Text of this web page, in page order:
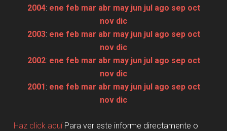
2004: ene feb mar abr may jun jul ago sep oct
nov dic
2003: ene feb mar abr may jun jul ago sep oct
nov dic
2002: ene feb mar abr may jun jul ago sep oct
nov dic
2001: ene feb mar abr may jun jul ago sep oct
nov dic
Haz click aquíPara ver este informe directamente o